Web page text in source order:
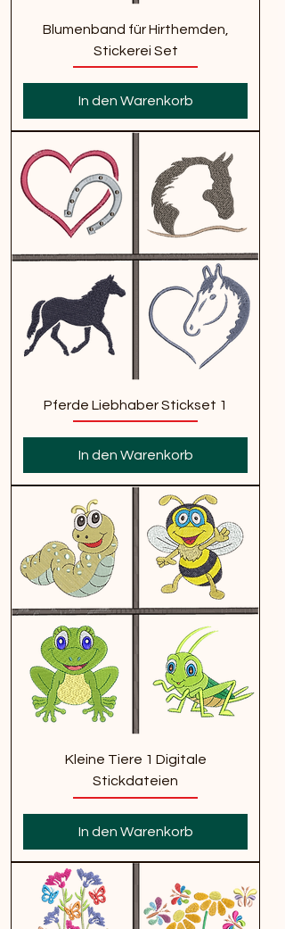
Blumenband für Hirthemden,
Stickerei Set
In den Warenkorb
Pferde Liebhaber Stickset 1
In den Warenkorb
Kleine Tiere 1 Digitale
Stickdateien
In den Warenkorb